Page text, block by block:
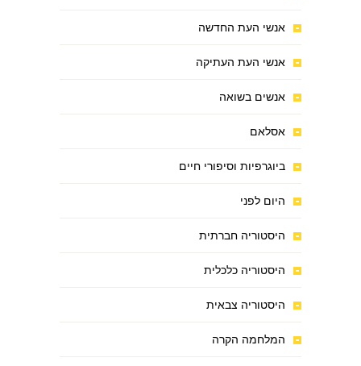
אנשי העת החדשה
אנשי העת העתיקה
אנשים בשואה
אסלאם
ביוגרפיות וסיפורי חיים
היום לפני
היסטוריה חברתית
היסטוריה כלכלית
היסטוריה צבאית
המלחמה הקרה